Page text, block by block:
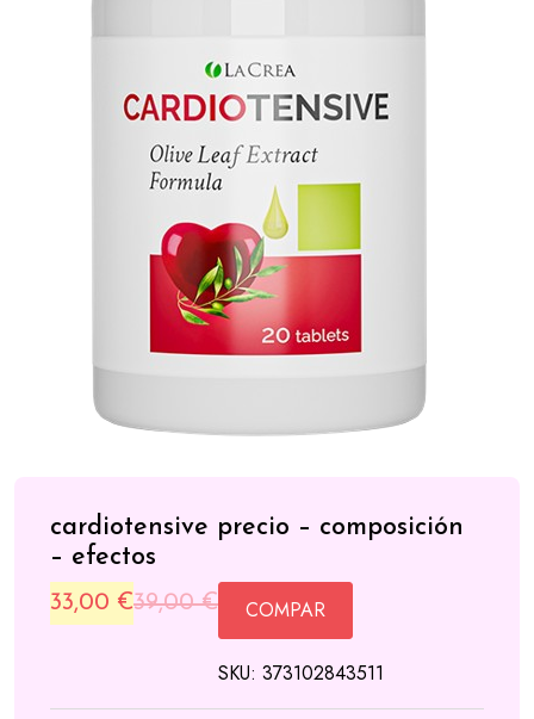
cardiotensive precio – composición
– efectos
39,00€Original
price
was:
33,00 €
Current
price
is:
COMPAR
SKU: 373102843511